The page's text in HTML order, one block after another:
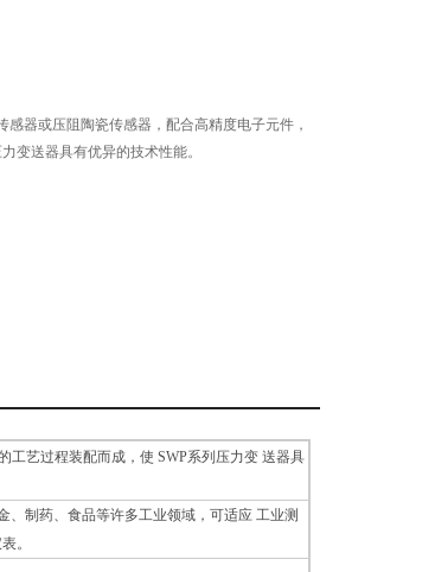
器或压阻陶瓷传感器，配合高精度电子元件，
变送器具有优异的技术性能。
艺过程装配而成，使 SWP系列压力变 送器具
、制药、食品等许多工业领域，可适应 工业测
。